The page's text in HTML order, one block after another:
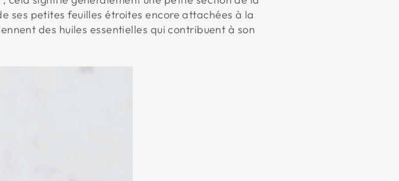
ses petites feuilles étroites encore attachées à la
des huiles essentielles qui contribuent à son